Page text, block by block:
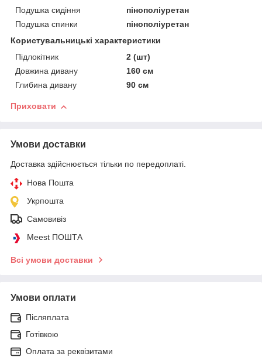
Подушка сидіння
пінополіуретан
Подушка спинки
пінополіуретан
Користувальницькі характеристики
Підлокітник
2 (шт)
Довжина дивану
160 см
Глибина дивану
90 см
Приховати
Умови доставки
Доставка здійснюється тільки по передоплаті.
Нова Пошта
Укрпошта
Самовивіз
Meest ПОШТА
Всі умови доставки
Умови оплати
Післяплата
Готівкою
Оплата за реквізитами